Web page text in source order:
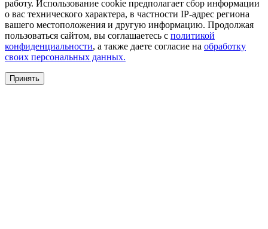
работу. Использование cookie предполагает сбор информации
о вас технического характера, в частности IP-адрес региона
вашего местоположения и другую информацию. Продолжая
пользоваться сайтом, вы соглашаетесь с политикой
конфиденциальности, а также даете согласие на обработку
своих персональных данных.
Принять